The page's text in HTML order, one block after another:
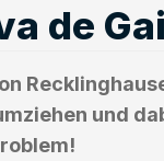
de
und